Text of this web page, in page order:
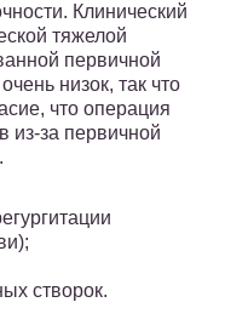
Клинический
тяжелой
первичной
низок, так что
что операция
из-за первичной
створок.